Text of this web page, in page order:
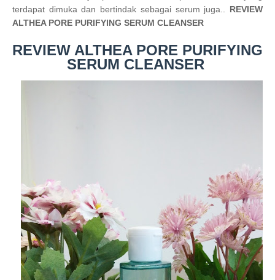
terdapat dimuka dan bertindak sebagai serum juga.. REVIEW
ALTHEA PORE PURIFYING SERUM CLEANSER
REVIEW ALTHEA PORE PURIFYING
SERUM CLEANSER